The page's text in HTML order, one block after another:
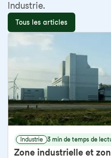
Industrie.
Tous les articles
Industrie 3 min de temps de
Zone industrielle et